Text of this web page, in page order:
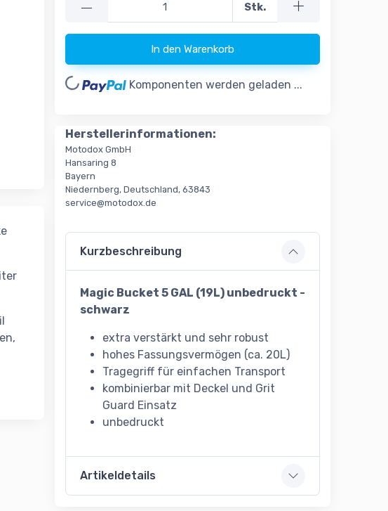
— Stk.
In den Warenkorb
Loading... Komponenten werden geladen ...
Herstellerinformationen:
Motodox GmbH
Hansaring 8
Bayern
Niedernberg, Deutschland, 63843
service@motodox.de
Kurzbeschreibung
Magic Bucket 5 GAL (19L) unbedruckt -
schwarz
extra verstärkt und sehr robust
hohes Fassungsvermögen (ca. 20L)
Tragegriff für einfachen Transport
kombinierbar mit Deckel und Grit
Guard Einsatz
unbedruckt
Artikeldetails